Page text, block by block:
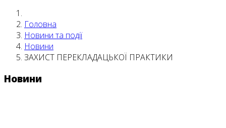
Головна
Новини та події
Новини
ЗАХИСТ ПЕРЕКЛАДАЦЬКОЇ ПРАКТИКИ
Новини